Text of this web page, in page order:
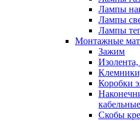
Лампы
Лампы
Лампы
Монтажные
Зажим
Коробки
кабельные
Скобы